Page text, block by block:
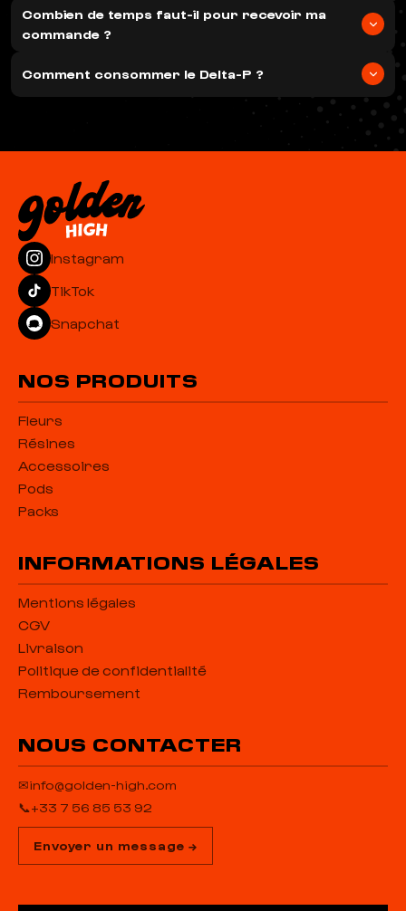
cannabis traditionnel. Il améliore le sommeil, réduit le stress et
l'anxiété, tout en restant dans un cadre légal.
Combien de temps faut-il pour recevoir ma
commande ?
effectuée en 24 à 48h par Colissimo ou Chronopost. La
Comment consommer le Delta-P ?
Instagram
TikTok
Snapchat
NOS PRODUITS
Fleurs
Résines
Accessoires
Pods
Packs
INFORMATIONS LÉGALES
Mentions légales
CGV
Livraison
Politique de confidentialité
Remboursement
NOUS CONTACTER
✉info@golden-high.com
📞+33 7 56 85 53 92
Envoyer un message →